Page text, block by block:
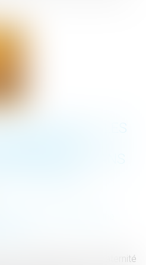
ASSUMÉ SEUL LES
UNE
SANS
DÉPENSE !
et de leur patrimoine
en établissement de paternité